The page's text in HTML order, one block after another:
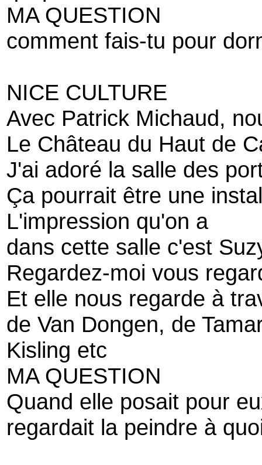
MA QUESTION
comment fais-tu pour
NICE CULTURE
Avec Patrick Michaud,
Le Château du Haut de
J'ai adoré la salle des
Ça pourrait être une
L'impression qu'on a
dans cette salle c'est
Regardez-moi vous
Et elle nous regarde à
de Van Dongen, de
Kisling etc
MA QUESTION
Quand elle posait pour
regardait la peindre à